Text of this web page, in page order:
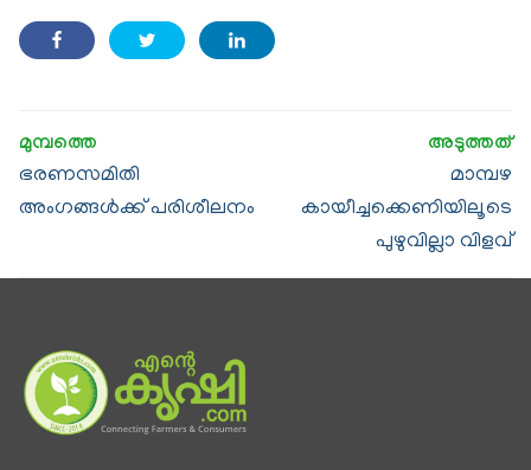
ഭരണസമിതി
അംഗങ്ങൾക്ക് പരിശീലനം
മാമ്പഴ
കായീച്ചക്കെണിയിലൂടെ
പുഴുവില്ലാ വിളവ്